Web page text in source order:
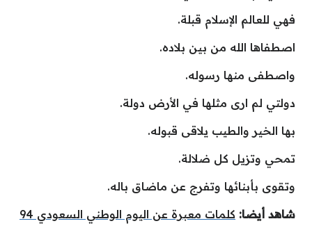
فهي للعالم الإسلام قبلة.
اصطفاها الله من بين بلاده.
واصطفى منها رسوله.
دولتي لم ارى مثلها في الأرض دولة.
بها الخير والطيب يلاقى قبوله.
تمحي وتزيل كل ضلالة.
وتقوى بأبنائها وتفرج عن ماضاق باله.
شاهد أيضا: كلمات معبرة عن اليوم الوطني السعودي 94